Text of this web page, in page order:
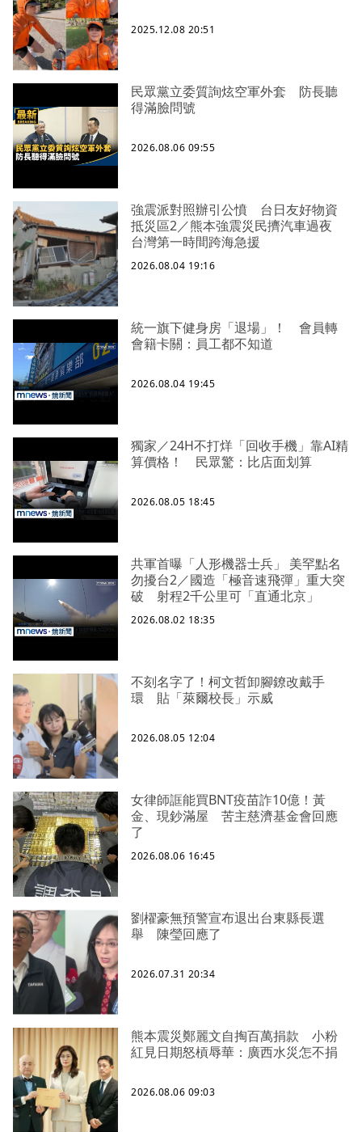
2025.12.08 20:51
民眾黨立委質詢炫空軍外套 防長聽
得滿臉問號
2026.08.06 09:55
強震派對照辦引公憤 台日友好物資
抵災區2／熊本強震災民擠汽車過夜
台灣第一時間跨海急援
2026.08.04 19:16
統一旗下健身房「退場」！ 會員轉
會籍卡關：員工都不知道
2026.08.04 19:45
獨家／24H不打烊「回收手機」靠AI精
算價格！ 民眾驚：比店面划算
2026.08.05 18:45
共軍首曝「人形機器士兵」 美罕點名
勿擾台2／國造「極音速飛彈」重大突
破 射程2千公里可「直通北京」
2026.08.02 18:35
不刻名字了！柯文哲卸腳鐐改戴手
環 貼「萊爾校長」示威
2026.08.05 12:04
女律師誆能買BNT疫苗詐10億！黃
金、現鈔滿屋 苦主慈濟基金會回應
了
2026.08.06 16:45
劉櫂豪無預警宣布退出台東縣長選
舉 陳瑩回應了
2026.07.31 20:34
熊本震災鄭麗文自掏百萬捐款 小粉
紅見日期怒槓辱華：廣西水災怎不捐
2026.08.06 09:03